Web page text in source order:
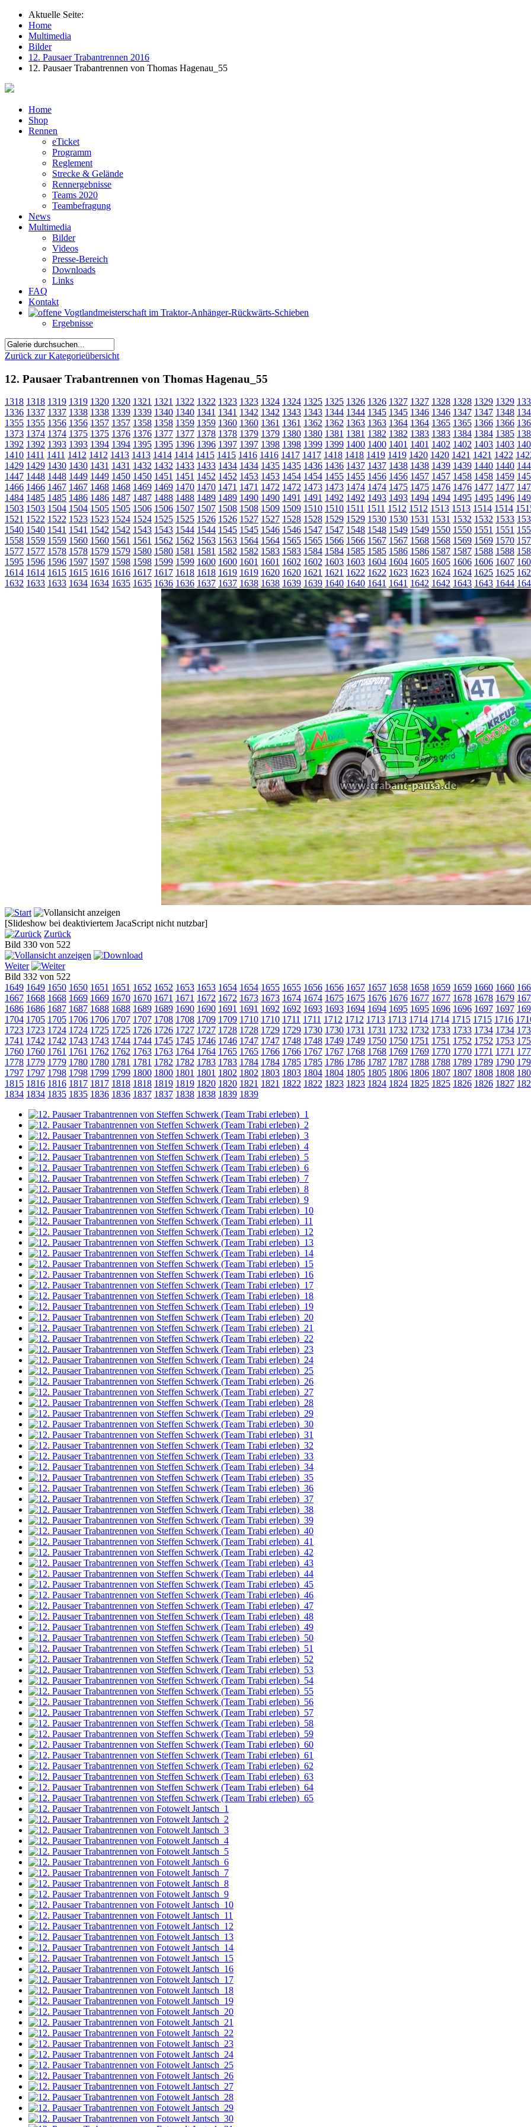
Aktuelle Seite:
Home
Multimedia
Bilder
12. Pausaer Trabantrennen 2016
12. Pausaer Trabantrennen von Thomas Hagenau_55
Home
Shop
Rennen
eTicket
Programm
Reglement
Strecke & Gelände
Rennergebnisse
Teams 2020
Teambefragung
News
Multimedia
Bilder
Videos
Presse-Bereich
Downloads
Links
FAQ
Kontakt
Ergebnisse
Zurück zur Kategorieübersicht
12. Pausaer Trabantrennen von Thomas Hagenau_55
1318 1318 1319 1319 1320 1320 1321 1321 1322 1322 1323 1323 1324 1324 1325 1325 1326 1326 1327 1327 1328 1328 1329 1329
1336 1337 1337 1338 1338 1339 1339 1340 1340 1341 1341 1342 1342 1343 1343 1344 1344 1345 1345 1346 1346 1347 1347 1348
1355 1355 1356 1356 1357 1357 1358 1358 1359 1359 1360 1360 1361 1361 1362 1362 1363 1363 1364 1364 1365 1365 1366 1366
1373 1374 1374 1375 1375 1376 1376 1377 1377 1378 1378 1379 1379 1380 1380 1381 1381 1382 1382 1383 1383 1384 1384 1385
1392 1392 1393 1393 1394 1394 1395 1395 1396 1396 1397 1397 1398 1398 1399 1399 1400 1400 1401 1401 1402 1402 1403 1403
1410 1411 1411 1412 1412 1413 1413 1414 1414 1415 1415 1416 1416 1417 1417 1418 1418 1419 1419 1420 1420 1421 1421 1422
1429 1429 1430 1430 1431 1431 1432 1432 1433 1433 1434 1434 1435 1435 1436 1436 1437 1437 1438 1438 1439 1439 1440 1440
1447 1448 1448 1449 1449 1450 1450 1451 1451 1452 1452 1453 1453 1454 1454 1455 1455 1456 1456 1457 1457 1458 1458 1459
1466 1466 1467 1467 1468 1468 1469 1469 1470 1470 1471 1471 1472 1472 1473 1473 1474 1474 1475 1475 1476 1476 1477 1477
1484 1485 1485 1486 1486 1487 1487 1488 1488 1489 1489 1490 1490 1491 1491 1492 1492 1493 1493 1494 1494 1495 1495 1496
1503 1503 1504 1504 1505 1505 1506 1506 1507 1507 1508 1508 1509 1509 1510 1510 1511 1511 1512 1512 1513 1513 1514 1514
1521 1522 1522 1523 1523 1524 1524 1525 1525 1526 1526 1527 1527 1528 1528 1529 1529 1530 1530 1531 1531 1532 1532 1533
1540 1540 1541 1541 1542 1542 1543 1543 1544 1544 1545 1545 1546 1546 1547 1547 1548 1548 1549 1549 1550 1550 1551 1551
1558 1559 1559 1560 1560 1561 1561 1562 1562 1563 1563 1564 1564 1565 1565 1566 1566 1567 1567 1568 1568 1569 1569 1570
1577 1577 1578 1578 1579 1579 1580 1580 1581 1581 1582 1582 1583 1583 1584 1584 1585 1585 1586 1586 1587 1587 1588 1588
1595 1596 1596 1597 1597 1598 1598 1599 1599 1600 1600 1601 1601 1602 1602 1603 1603 1604 1604 1605 1605 1606 1606 1607
1614 1614 1615 1615 1616 1616 1617 1617 1618 1618 1619 1619 1620 1620 1621 1621 1622 1622 1623 1623 1624 1624 1625 1625
1632 1633 1633 1634 1634 1635 1635 1636 1636 1637 1637 1638 1638 1639 1639 1640 1640 1641 1641 1642 1642 1643 1643 1644
[Slideshow bei deaktiviertem JacaScript nicht nutzbar]
Zurück
Bild 330 von 522
Weiter
Bild 332 von 522
1649 1649 1650 1650 1651 1651 1652 1652 1653 1653 1654 1654 1655 1655 1656 1656 1657 1657 1658 1658 1659 1659 1660 1660
1667 1668 1668 1669 1669 1670 1670 1671 1671 1672 1672 1673 1673 1674 1674 1675 1675 1676 1676 1677 1677 1678 1678 1679
1686 1686 1687 1687 1688 1688 1689 1689 1690 1690 1691 1691 1692 1692 1693 1693 1694 1694 1695 1695 1696 1696 1697 1697
1704 1705 1705 1706 1706 1707 1707 1708 1708 1709 1709 1710 1710 1711 1711 1712 1712 1713 1713 1714 1714 1715 1715 1716
1723 1723 1724 1724 1725 1725 1726 1726 1727 1727 1728 1728 1729 1729 1730 1730 1731 1731 1732 1732 1733 1733 1734 1734
1741 1742 1742 1743 1743 1744 1744 1745 1745 1746 1746 1747 1747 1748 1748 1749 1749 1750 1750 1751 1751 1752 1752 1753
1760 1760 1761 1761 1762 1762 1763 1763 1764 1764 1765 1765 1766 1766 1767 1767 1768 1768 1769 1769 1770 1770 1771 1771
1778 1779 1779 1780 1780 1781 1781 1782 1782 1783 1783 1784 1784 1785 1785 1786 1786 1787 1787 1788 1788 1789 1789 1790
1797 1797 1798 1798 1799 1799 1800 1800 1801 1801 1802 1802 1803 1803 1804 1804 1805 1805 1806 1806 1807 1807 1808 1808
1815 1816 1816 1817 1817 1818 1818 1819 1819 1820 1820 1821 1821 1822 1822 1823 1823 1824 1824 1825 1825 1826 1826 1827
1834 1834 1835 1835 1836 1836 1837 1837 1838 1838 1839 1839